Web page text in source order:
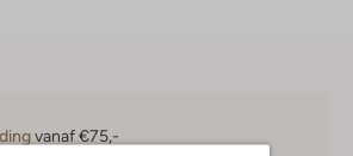
vanaf €75,-